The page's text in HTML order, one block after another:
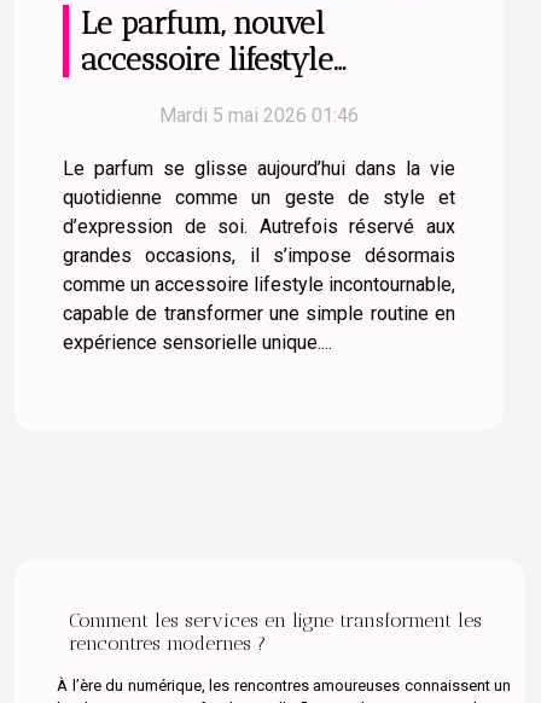
Le parfum, nouvel
accessoire lifestyle
Mardi 5 mai 2026 01:46
Le parfum se glisse aujourd’hui dans la vie
quotidienne comme un geste de style et
d’expression de soi. Autrefois réservé aux
grandes occasions, il s’impose désormais
comme un accessoire lifestyle incontournable,
capable de transformer une simple routine en
expérience sensorielle unique....
Comment les services en ligne transforment les
rencontres modernes ?
À l’ère du numérique, les rencontres amoureuses connaissent un